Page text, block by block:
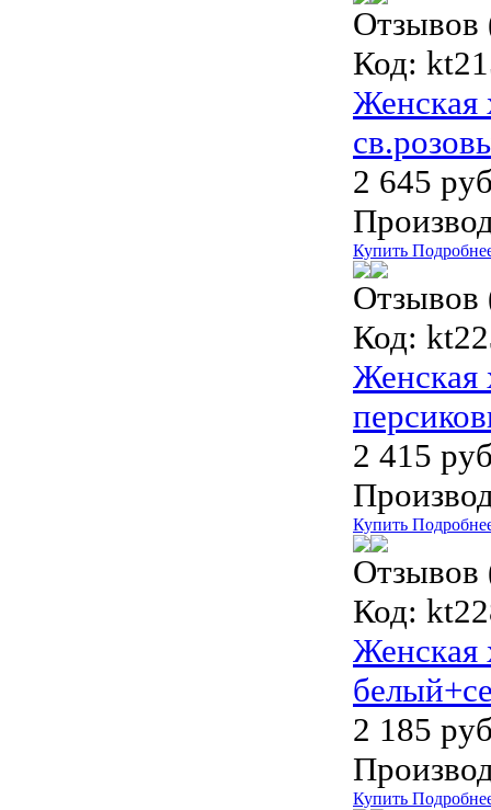
Отзывов
Код:
Женская
2 645
Купить
Отзывов
Код:
Женская
2 415
Купить
Отзывов
Код:
Женская
2 185
Купить